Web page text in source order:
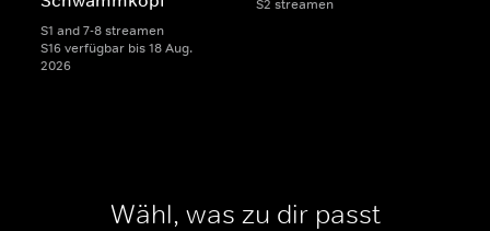
S1 and 7-8 streamen
S16 verfügbar bis 18 Aug.
2026
S2 streamen
Wähl, was zu dir passt